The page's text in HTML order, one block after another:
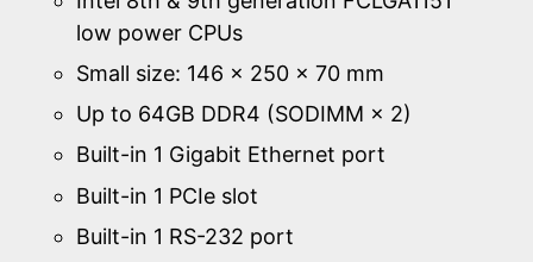
low power CPUs
Small size: 146 × 250 × 70 mm
Up to 64GB DDR4 (SODIMM × 2)
Built-in 1 Gigabit Ethernet port
Built-in 1 PCIe slot
Built-in 1 RS-232 port